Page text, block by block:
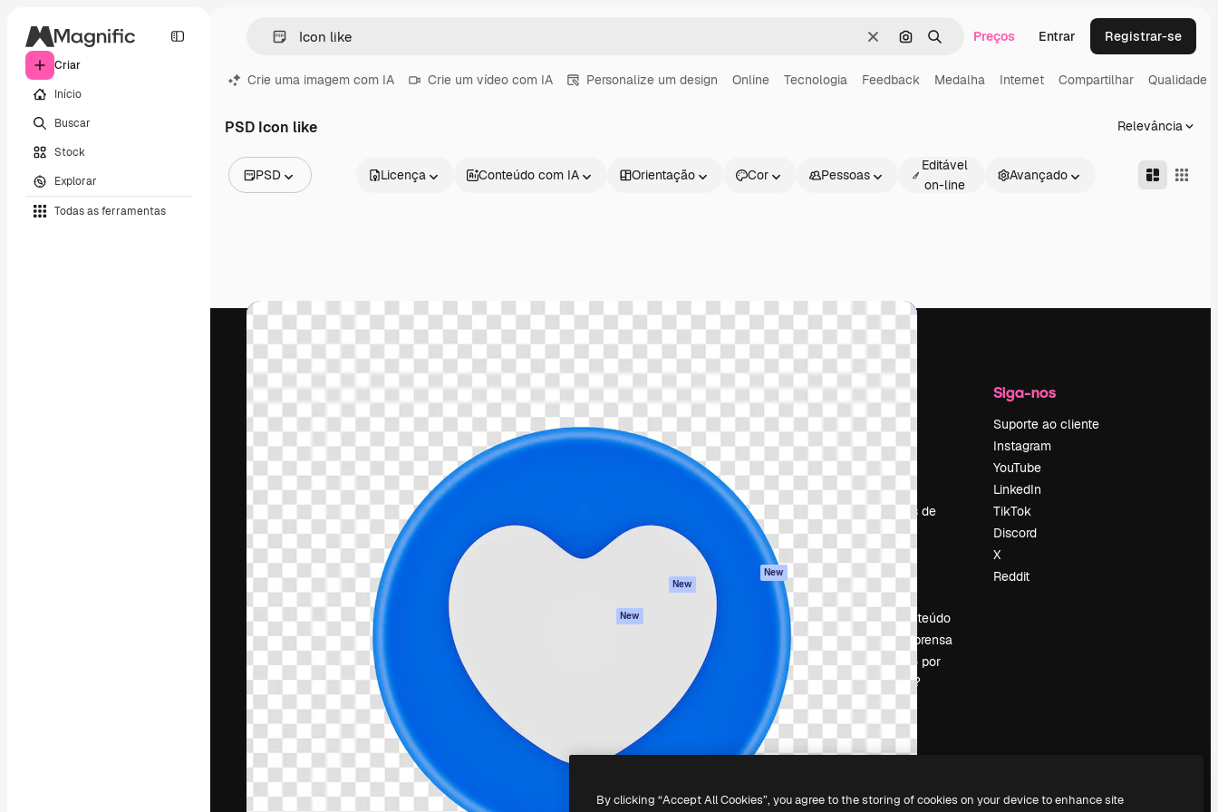
Criar
Início
Buscar
Stock
Explorar
Todas as ferramentas
LimparPesquisar por imagem
BuscarPreços Entrar Registrar-se
Crie uma imagem com IA Crie um vídeo com IA Personalize um design Online Tecnologia Feedback Medalha Internet Compartilhar Qualidade
PSD Icon like Relevância
PSD
Vídeos
Ícones
Modelos 3D
Fontes
Licença Conteúdo com IA Orientação Cor Pessoas
Editável
on-line
Avançado
A plataforma criativa para você direcionar
seu melhor trabalho. Mais de 1 milhão de
assinantes entre criativos, empresas,
agências e estúdios.
Português
Produtos
Spaces
Assistente de IA
Texto para voz
Conteúdo de stock
New
New
Começar
Documentação
Atendimento
Termos e
condições
Política de
privacidade
Originais
New
Política de cookies
Central de
confiabilidade
Empresa
Sobre nós
Emprego
Tendências de
pesquisa
Blog
Eventos
Slidesgo
Vender conteúdo
Sala de imprensa
Procurando por
magnific.ai?
Siga-nos
Suporte ao cliente
Instagram
YouTube
LinkedIn
TikTok
Discord
X
Reddit
Copyright © 2010-2026 Freepik Company S.L.U.Todos os direitos reservados.
By clicking “Accept All Cookies”, you agree to the storing of cookies on your device to enhance site